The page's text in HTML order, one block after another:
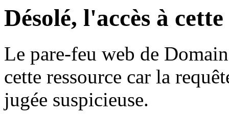
Désolé, l'accès à
Le pare-feu web de
cette ressource car la
jugée suspicieuse.